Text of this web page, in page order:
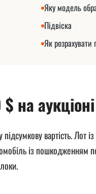
Яку модель
Підвіска
Як
на аукціоні
вартість.
із пошкодженням